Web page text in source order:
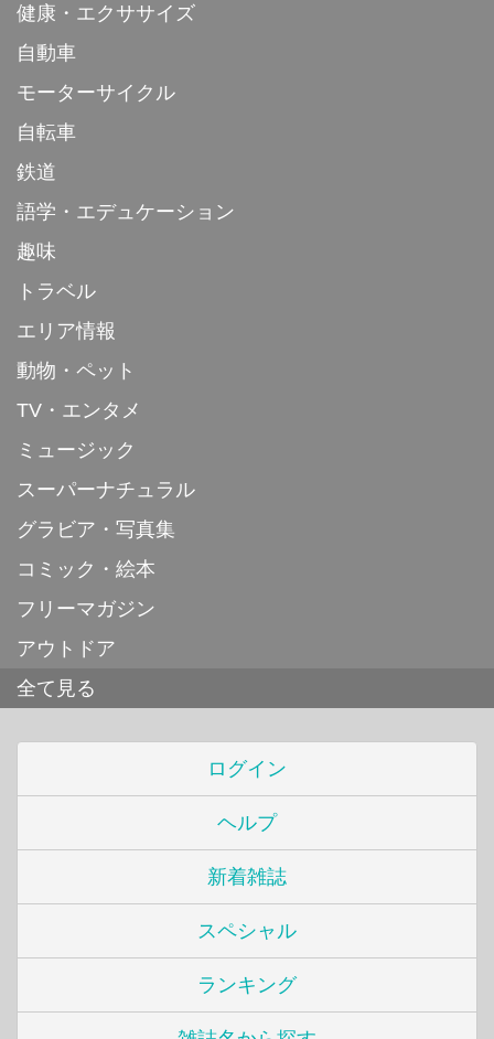
健康・エクササイズ
自動車
モーターサイクル
自転車
鉄道
語学・エデュケーション
趣味
トラベル
エリア情報
動物・ペット
TV・エンタメ
ミュージック
スーパーナチュラル
グラビア・写真集
コミック・絵本
フリーマガジン
アウトドア
全て見る
ログイン
ヘルプ
新着雑誌
スペシャル
ランキング